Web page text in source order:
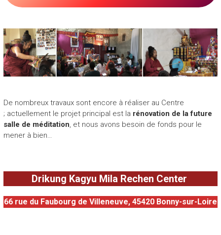
De nombreux travaux sont encore à réaliser au Centre
; actuellement le projet principal est la rénovation de la future
salle de méditation, et nous avons besoin de fonds pour le
mener à bien…
Drikung Kagyu Mila Rechen Center
66 rue du Faubourg de Villeneuve, 45420 Bonny-sur-Loire